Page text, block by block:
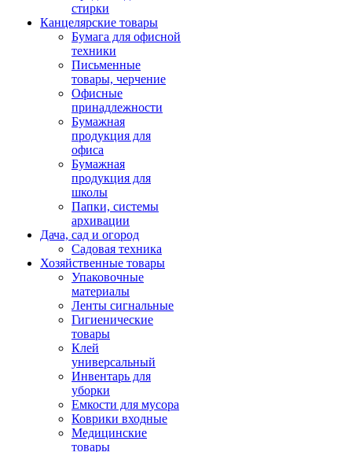
стирки
Канцелярские товары
Бумага для офисной
техники
Письменные
товары, черчение
Офисные
принадлежности
Бумажная
продукция для
офиса
Бумажная
продукция для
школы
Папки, системы
архивации
Дача, сад и огород
Садовая техника
Хозяйственные товары
Упаковочные
материалы
Ленты сигнальные
Гигиенические
товары
Клей
универсальный
Инвентарь для
уборки
Емкости для мусора
Коврики входные
Медицинские
товары